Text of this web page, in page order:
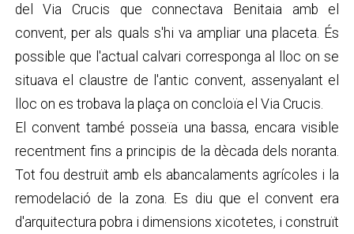
del Via Crucis que connectava Benitaia amb el
convent, per als quals s'hi va ampliar una placeta. És
possible que l'actual calvari corresponga al lloc on se
situava el claustre de l'antic convent, assenyalant el
lloc on es trobava la plaça on concloïa el Via Crucis.
El convent també posseïa una bassa, encara visible
recentment fins a principis de la dècada dels noranta.
Tot fou destruït amb els abancalaments agrícoles i la
remodelació de la zona. Es diu que el convent era
d'arquitectura pobra i dimensions xicotetes, i construït